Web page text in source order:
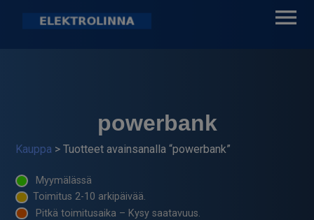
powerbank
Kauppa > Tuotteet avainsanalla “powerbank”
Myymälässä
Toimitus 2-10 arkipäivää.
Pitkä toimitusaika – Kysy saatavuus.